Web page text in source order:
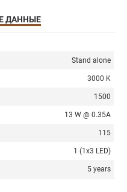
ДАННЫЕ
Stand alone
3000 K
1500
13 W @ 0.35A
115
1 (1x3 LED)
5 years